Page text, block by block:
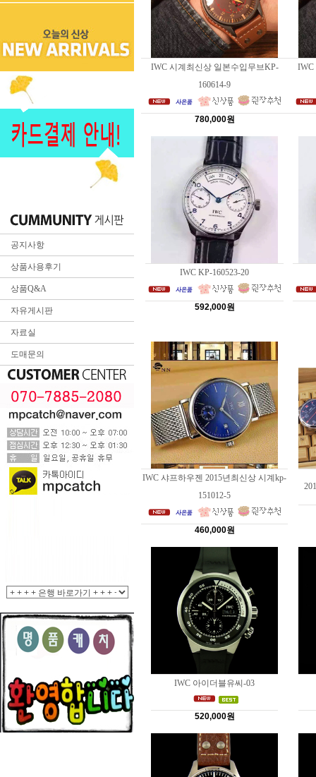
공지사항
상품사용후기
상품Q&A
자유게시판
자료실
도매문의
IWC 시계최신상 일본수입무브KP-
160614-9
780,000원
IWC
IWC KP-160523-20
592,000원
IWC 샤프하우젠 2015년최신상 시계kp-
151012-5
460,000원
IWC 아이더블유씨-03
520,000원